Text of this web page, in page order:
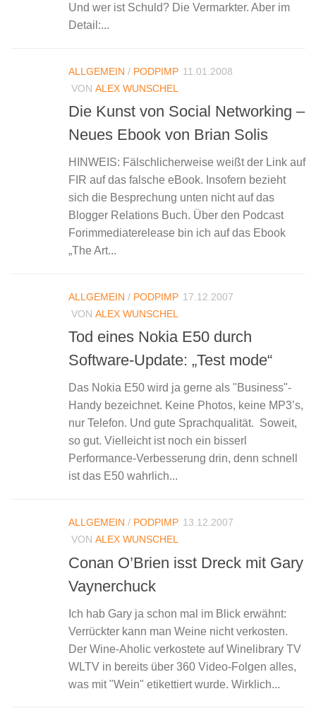
Und wer ist Schuld? Die Vermarkter. Aber im
Detail:...
ALLGEMEIN / PODPIMP 11.01.2008
VON ALEX WUNSCHEL
Die Kunst von Social Networking –
Neues Ebook von Brian Solis
HINWEIS: Fälschlicherweise weißt der Link auf
FIR auf das falsche eBook. Insofern bezieht
sich die Besprechung unten nicht auf das
Blogger Relations Buch. Über den Podcast
Forimmediaterelease bin ich auf das Ebook
„The Art...
ALLGEMEIN / PODPIMP 17.12.2007
VON ALEX WUNSCHEL
Tod eines Nokia E50 durch
Software-Update: „Test mode“
Das Nokia E50 wird ja gerne als "Business"-
Handy bezeichnet. Keine Photos, keine MP3’s,
nur Telefon. Und gute Sprachqualität. Soweit,
so gut. Vielleicht ist noch ein bisserl
Performance-Verbesserung drin, denn schnell
ist das E50 wahrlich...
ALLGEMEIN / PODPIMP 13.12.2007
VON ALEX WUNSCHEL
Conan O’Brien isst Dreck mit Gary
Vaynerchuck
Ich hab Gary ja schon mal im Blick erwähnt:
Verrückter kann man Weine nicht verkosten.
Der Wine-Aholic verkostete auf Winelibrary TV
WLTV in bereits über 360 Video-Folgen alles,
was mit "Wein" etikettiert wurde. Wirklich...